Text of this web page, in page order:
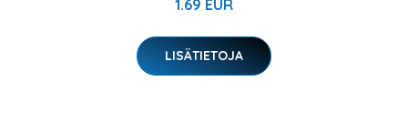
1.69 EUR
LISÄTIETOJA